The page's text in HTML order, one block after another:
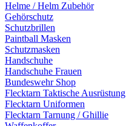
Helme / Helm Zubehör
Gehörschutz
Schutzbrillen
Paintball Masken
Schutzmasken
Handschuhe
Handschuhe Frauen
Bundeswehr Shop
Flecktarn Taktische Ausrüstung
Flecktarn Uniformen
Flecktarn Tarnung / Ghillie